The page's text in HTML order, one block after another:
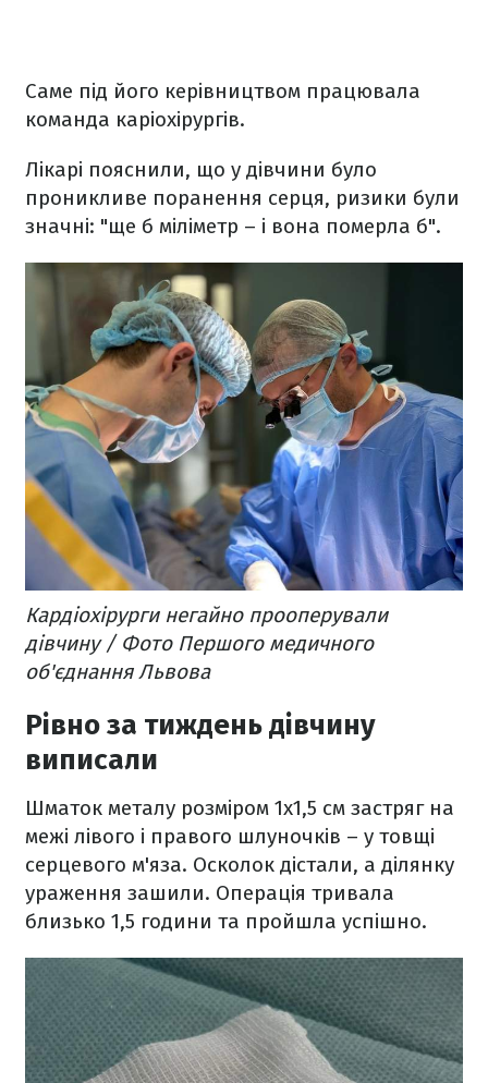
Саме під його керівництвом працювала
команда каріохірургів.
Лікарі пояснили, що у дівчини було
проникливе поранення серця, ризики були
значні: "ще б міліметр – і вона померла б".
Кардіохірурги негайно прооперували
дівчину / Фото Першого медичного
об'єднання Львова
Рівно за тиждень дівчину
виписали
Шматок металу розміром 1х1,5 см застряг на
межі лівого і правого шлуночків – у товщі
серцевого м'яза. Осколок дістали, а ділянку
ураження зашили. Операція тривала
близько 1,5 години та пройшла успішно.